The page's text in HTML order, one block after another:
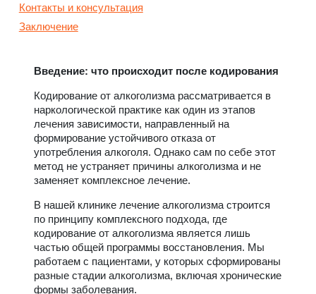
Контакты и консультация
Заключение
Введение: что происходит после кодирования
Кодирование от алкоголизма рассматривается в
наркологической практике как один из этапов
лечения зависимости, направленный на
формирование устойчивого отказа от
употребления алкоголя. Однако сам по себе этот
метод не устраняет причины алкоголизма и не
заменяет комплексное лечение.
В нашей клинике лечение алкоголизма строится
по принципу комплексного подхода, где
кодирование от алкоголизма является лишь
частью общей программы восстановления. Мы
работаем с пациентами, у которых сформированы
разные стадии алкоголизма, включая хронические
формы заболевания.